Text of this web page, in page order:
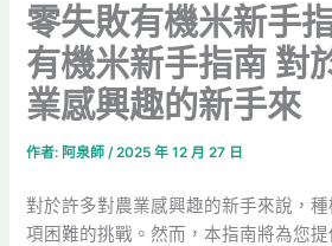
零失敗有機米新手
有機米新手指南 對
業感興趣的新手來
作者: 阿泉師/2025 年 12 月 27 日
對於許多對農業感興趣的新手來說，
項困難的挑戰。然而，本指南將為您